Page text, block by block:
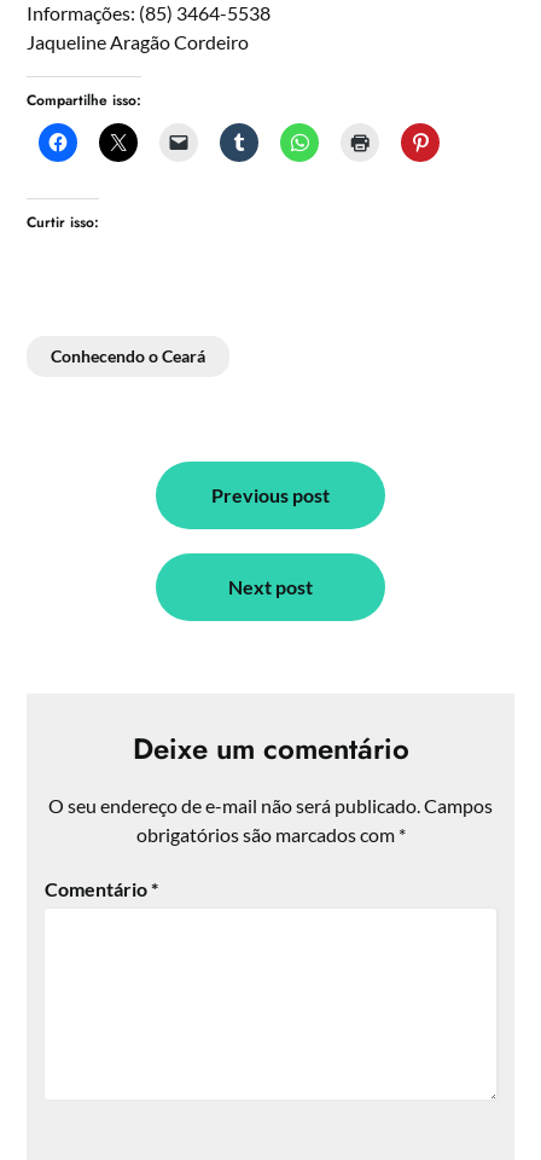
Informações: (85) 3464-5538
Jaqueline Aragão Cordeiro
Compartilhe isso:
Curtir isso:
Conhecendo o Ceará
Navegação
Previous post
Next post
Deixe um comentário
O seu endereço de e-mail não será publicado.Campos
obrigatórios são marcados com *
Comentário*